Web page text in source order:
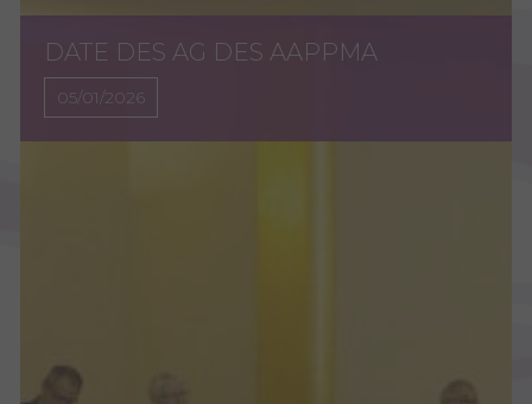
DATE DES AG DES AAPPMA
05/01/2026